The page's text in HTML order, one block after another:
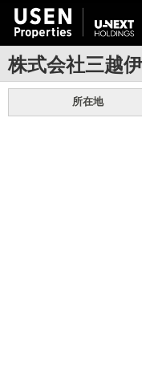
株式会社三越
所在地